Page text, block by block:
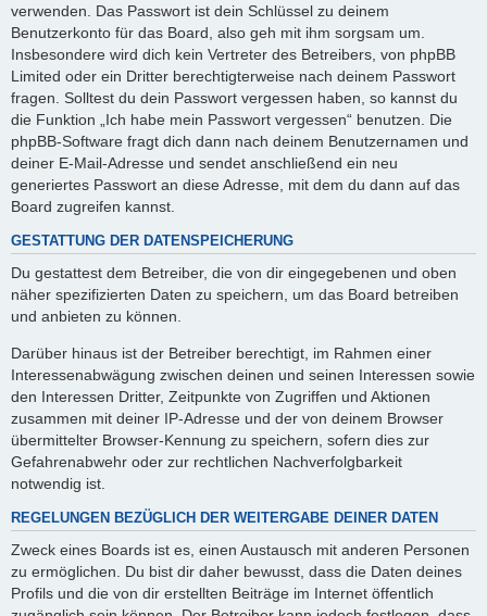
verwenden. Das Passwort ist dein Schlüssel zu deinem
Benutzerkonto für das Board, also geh mit ihm sorgsam um.
Insbesondere wird dich kein Vertreter des Betreibers, von phpBB
Limited oder ein Dritter berechtigterweise nach deinem Passwort
fragen. Solltest du dein Passwort vergessen haben, so kannst du
die Funktion „Ich habe mein Passwort vergessen“ benutzen. Die
phpBB-Software fragt dich dann nach deinem Benutzernamen und
deiner E-Mail-Adresse und sendet anschließend ein neu
generiertes Passwort an diese Adresse, mit dem du dann auf das
Board zugreifen kannst.
GESTATTUNG DER DATENSPEICHERUNG
Du gestattest dem Betreiber, die von dir eingegebenen und oben
näher spezifizierten Daten zu speichern, um das Board betreiben
und anbieten zu können.
Darüber hinaus ist der Betreiber berechtigt, im Rahmen einer
Interessenabwägung zwischen deinen und seinen Interessen sowie
den Interessen Dritter, Zeitpunkte von Zugriffen und Aktionen
zusammen mit deiner IP-Adresse und der von deinem Browser
übermittelter Browser-Kennung zu speichern, sofern dies zur
Gefahrenabwehr oder zur rechtlichen Nachverfolgbarkeit
notwendig ist.
REGELUNGEN BEZÜGLICH DER WEITERGABE DEINER DATEN
Zweck eines Boards ist es, einen Austausch mit anderen Personen
zu ermöglichen. Du bist dir daher bewusst, dass die Daten deines
Profils und die von dir erstellten Beiträge im Internet öffentlich